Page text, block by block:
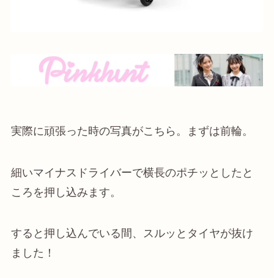
実際に頑張った時の写真がこちら。まずは前輪。
細いマイナスドライバーで横長のポチッとしたと
ころを押し込みます。
すると押し込んでいる間、スルッとタイヤが抜け
ました！